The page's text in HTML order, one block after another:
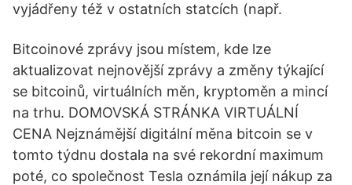
vyjádřeny též v ostatních statcích (např.
Bitcoinové zprávy jsou místem, kde lze
aktualizovat nejnovější zprávy a změny týkající
se bitcoinů, virtuálních měn, kryptoměn a mincí
na trhu. DOMOVSKÁ STRÁNKA VIRTUÁLNÍ
CENA Nejznámější digitální měna bitcoin se v
tomto týdnu dostala na své rekordní maximum
poté, co společnost Tesla oznámila její nákup za